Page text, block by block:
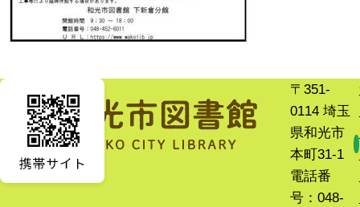
〒351-
0114 埼玉
県和光市
本町31-1
電話番
号：048-